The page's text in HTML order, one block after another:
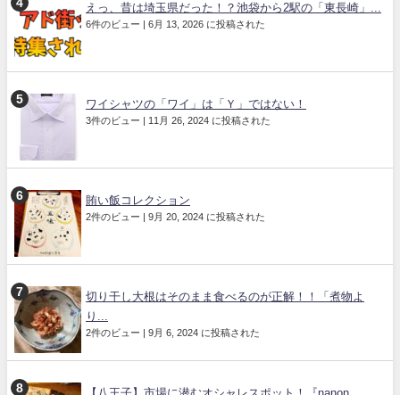
えっ、昔は埼玉県だった！？池袋から2駅の「東長崎」...
6件のビュー | 6月 13, 2026 に投稿された
ワイシャツの「ワイ」は「Ｙ」ではない！
3件のビュー | 11月 26, 2024 に投稿された
賄い飯コレクション
2件のビュー | 9月 20, 2024 に投稿された
切り干し大根はそのまま食べるのが正解！！「煮物よ
り...
2件のビュー | 9月 6, 2024 に投稿された
【八王子】市場に潜むオシャレスポット！『nanon...